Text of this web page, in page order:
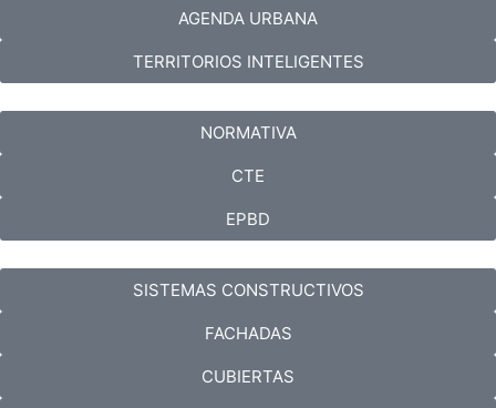
AGENDA URBANA
TERRITORIOS INTELIGENTES
NORMATIVA
CTE
EPBD
SISTEMAS CONSTRUCTIVOS
FACHADAS
CUBIERTAS